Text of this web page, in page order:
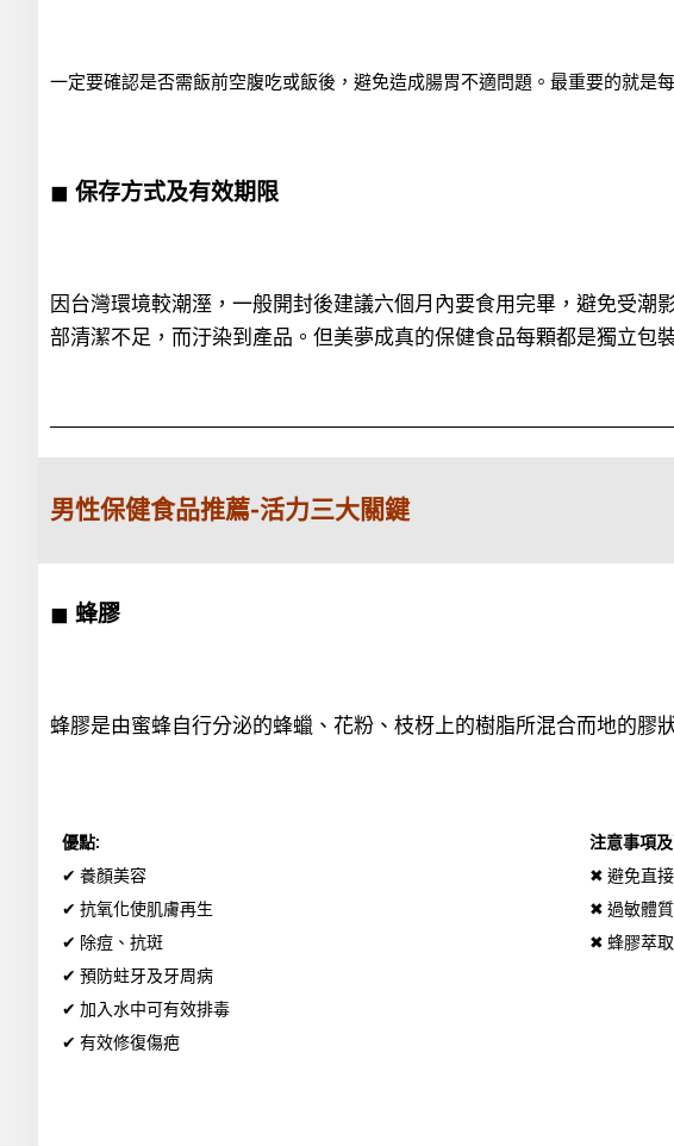
一定要確認是否需飯前空腹吃或飯後，避免造成腸胃不適問題。最重要的就是
◼ 保存方式及有效期限
因台灣環境較潮溼，一般開封後建議六個月內要食用完畢，避免受
部清潔不足，而汙染到產品。但美夢成真的保健食品每顆都是獨立包
男性保健食品推薦-活力三大關鍵
◼ 蜂膠
蜂膠是由蜜蜂自行分泌的蜂蠟、花粉、枝枒上的樹脂所混合而地的膠
優點:
✔ 養顏美容
✔ 抗氧化使肌膚再生
✔ 除痘、抗斑
✔ 預防蛀牙及牙周病
✔ 加入水中可有效排毒
✔ 有效修復傷疤
注意事項
✖ 避免直
✖ 過敏體
✖ 蜂膠萃